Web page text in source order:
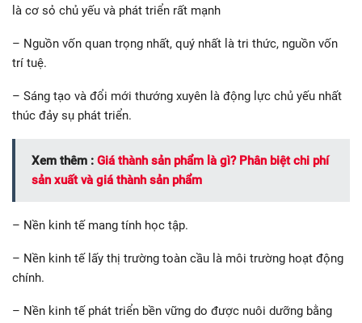
là cơ sỏ chủ yếu và phát triển rất mạnh
– Nguồn vốn quan trọng nhất, quý nhất là tri thức, nguồn vốn
trí tuệ.
– Sáng tạo và đổi mới thướng xuyên là động lực chủ yếu nhất
thúc đảy sụ phát triển.
Xem thêm : Giá thành sản phẩm là gì? Phân biệt chi phí
sản xuất và giá thành sản phẩm
– Nền kinh tế mang tính học tập.
– Nền kinh tế lấy thị trường toàn cầu là môi trường hoạt động
chính.
– Nền kinh tế phát triển bền vững do được nuôi dưỡng bằng